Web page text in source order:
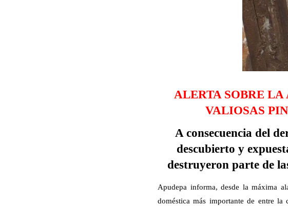
ALERTA SOBRE
VALIOSAS
A consecuencia del
descubierto y
destruyeron parte de
Apudepa informa, desde la máxima
doméstica más importante de entre